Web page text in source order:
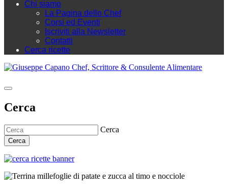
Chi siamo
La Pagina dello Chef
Corsi ed Eventi
Iscriviti alla Newsletter
Contatti
Cerca ricette
Cerca
Cerca
Cerca